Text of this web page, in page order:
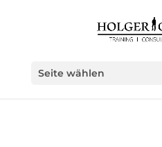
Seite wählen